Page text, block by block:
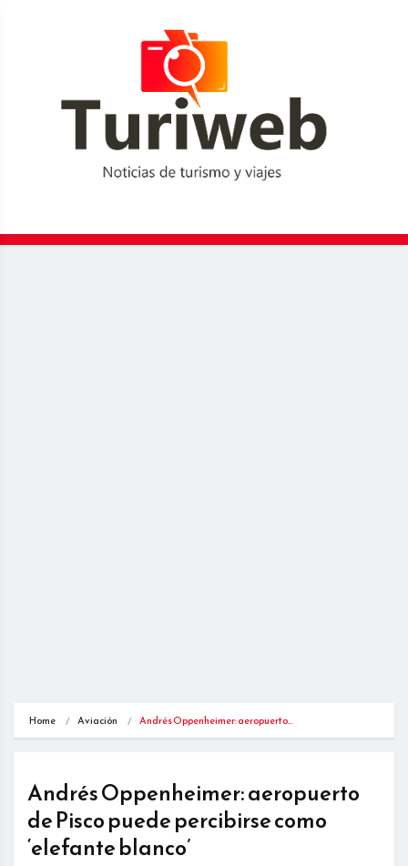
Home Aviación Andrés Oppenheimer: aeropuerto…
Andrés Oppenheimer: aeropuerto
de Pisco puede percibirse como
‘elefante blanco’